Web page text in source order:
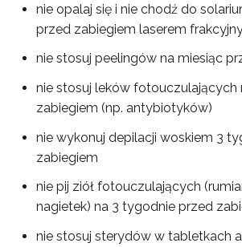
nie opalaj się i nie chodź do
przed zabiegiem laserem
nie stosuj peelingów na miesiąc
nie stosuj leków fotouczulających
zabiegiem (np. antybiotyków)
nie wykonuj depilacji woskiem 3
zabiegiem
nie pij ziół fotouczulających
nagietek) na 3 tygodnie przed
nie stosuj sterydów w tabletkach